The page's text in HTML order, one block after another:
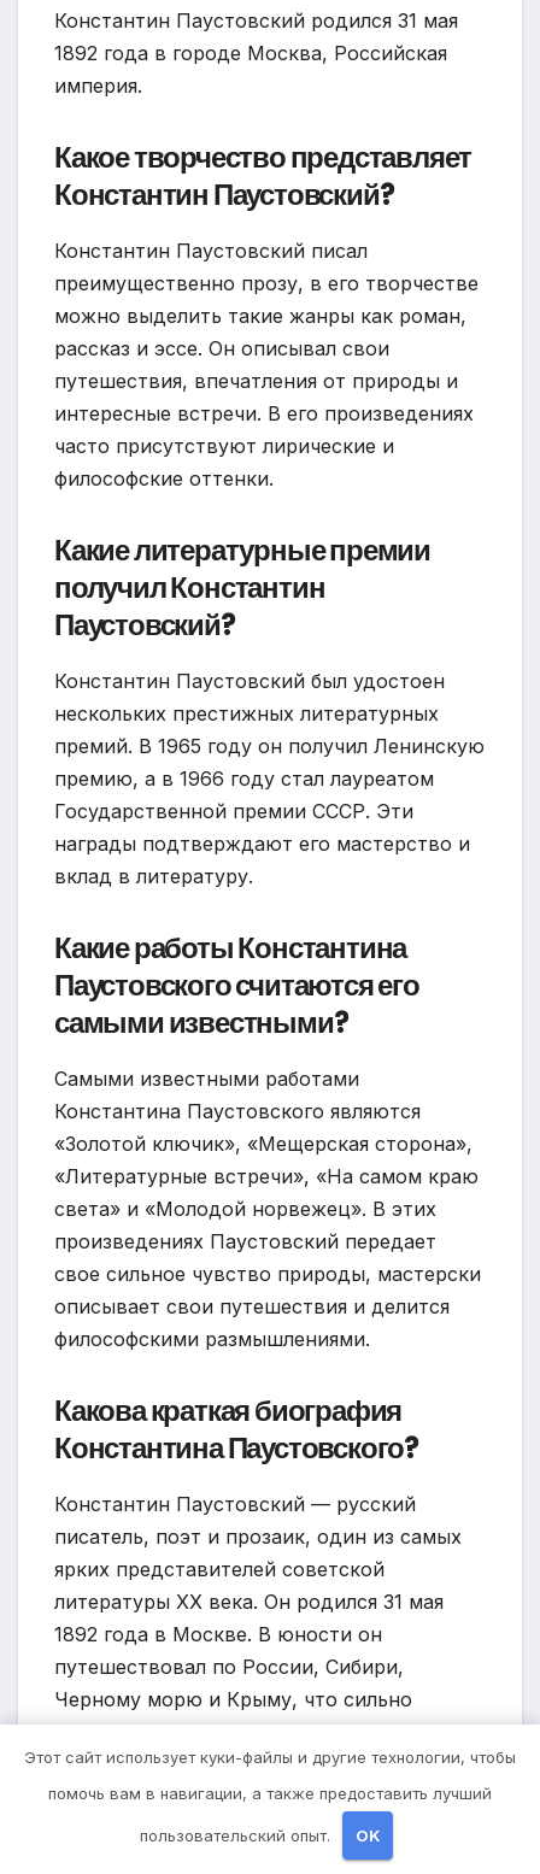
Константин Паустовский родился 31 мая
1892 года в городе Москва, Российская
империя.
Какое творчество представляет
Константин Паустовский?
Константин Паустовский писал
преимущественно прозу, в его творчестве
можно выделить такие жанры как роман,
рассказ и эссе. Он описывал свои
путешествия, впечатления от природы и
интересные встречи. В его произведениях
часто присутствуют лирические и
философские оттенки.
Какие литературные премии
получил Константин
Паустовский?
Константин Паустовский был удостоен
нескольких престижных литературных
премий. В 1965 году он получил Ленинскую
премию, а в 1966 году стал лауреатом
Государственной премии СССР. Эти
награды подтверждают его мастерство и
вклад в литературу.
Какие работы Константина
Паустовского считаются его
самыми известными?
Самыми известными работами
Константина Паустовского являются
«Золотой ключик», «Мещерская сторона»,
«Литературные встречи», «На самом краю
света» и «Молодой норвежец». В этих
произведениях Паустовский передает
свое сильное чувство природы, мастерски
описывает свои путешествия и делится
философскими размышлениями.
Какова краткая биография
Константина Паустовского?
Константин Паустовский — русский
писатель, поэт и прозаик, один из самых
ярких представителей советской
литературы ХХ века. Он родился 31 мая
1892 года в Москве. В юности он
путешествовал по России, Сибири,
Черному морю и Крыму, что сильно
повлияло на его творчество. В своих
произведениях Паустовский описывал
жизнь обычных людей и природу, проявляя
неповторимый стиль и глубокую мысль. Он
Этот сайт использует куки-файлы и другие технологии, чтобы
помочь вам в навигации, а также предоставить лучший
пользовательский опыт. OK